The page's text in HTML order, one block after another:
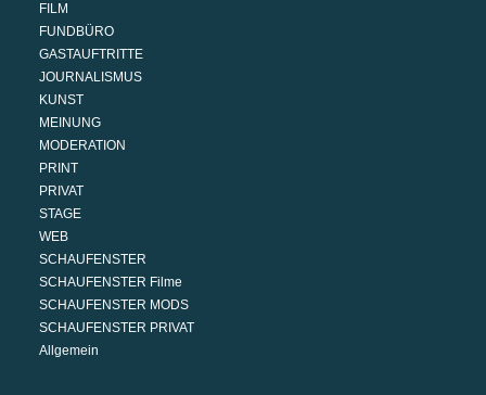
FILM
FUNDBÜRO
GASTAUFTRITTE
JOURNALISMUS
KUNST
MEINUNG
MODERATION
PRINT
PRIVAT
STAGE
WEB
SCHAUFENSTER
SCHAUFENSTER Filme
SCHAUFENSTER MODS
SCHAUFENSTER PRIVAT
Allgemein